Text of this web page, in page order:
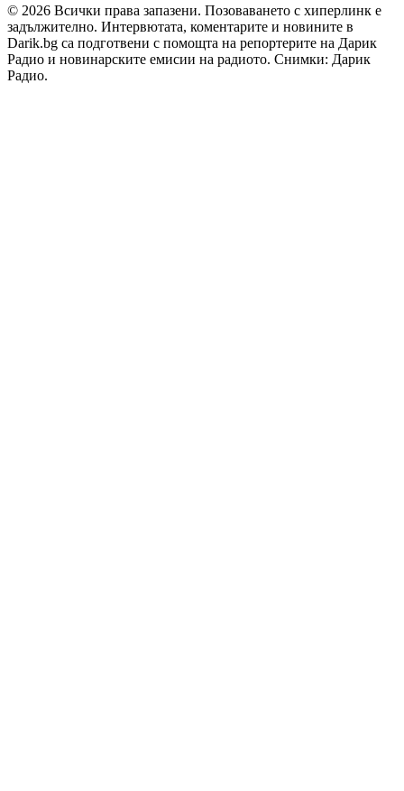
© 2026 Всички права запазени. Позоваването с хиперлинк е
задължително. Интервютата, коментарите и новините в
Darik.bg са подготвени с помощта на репортерите на Дарик
Радио и новинарските емисии на радиото. Снимки: Дарик
Радио.